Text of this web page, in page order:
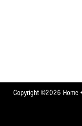
Copyright ©2026 Home